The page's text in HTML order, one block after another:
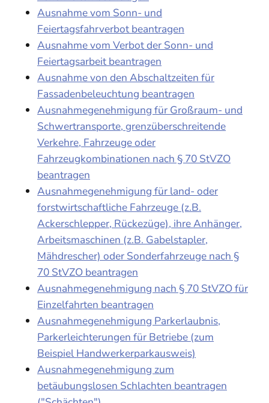
Ausnahme vom Sonn- und
Feiertagsfahrverbot beantragen
Ausnahme vom Verbot der Sonn- und
Feiertagsarbeit beantragen
Ausnahme von den Abschaltzeiten für
Fassadenbeleuchtung beantragen
Ausnahmegenehmigung für Großraum- und
Schwertransporte, grenzüberschreitende
Verkehre, Fahrzeuge oder
Fahrzeugkombinationen nach § 70 StVZO
beantragen
Ausnahmegenehmigung für land- oder
forstwirtschaftliche Fahrzeuge (z.B.
Ackerschlepper, Rückezüge), ihre Anhänger,
Arbeitsmaschinen (z.B. Gabelstapler,
Mähdrescher) oder Sonderfahrzeuge nach §
70 StVZO beantragen
Ausnahmegenehmigung nach § 70 StVZO für
Einzelfahrten beantragen
Ausnahmegenehmigung Parkerlaubnis,
Parkerleichterungen für Betriebe (zum
Beispiel Handwerkerparkausweis)
Ausnahmegenehmigung zum
betäubungslosen Schlachten beantragen